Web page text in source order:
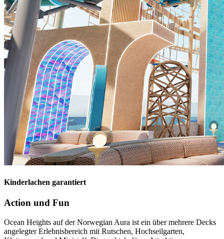
Kinderlachen garantiert
Action und Fun
Ocean Heights auf der Norwegian Aura ist ein über mehrere Decks
angelegter Erlebnisbereich mit Rutschen, Hochseilgarten,